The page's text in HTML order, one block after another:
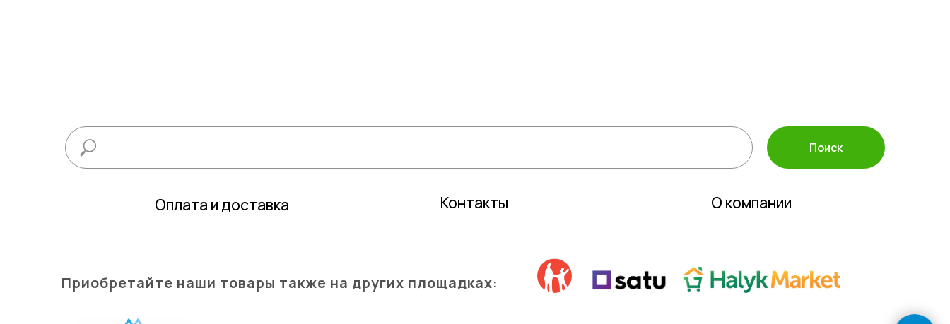
Поиск
Кактусы и суккуленты
Приобретайте наши товары также на других площадках:
Оплата и доставка Контакты О компании